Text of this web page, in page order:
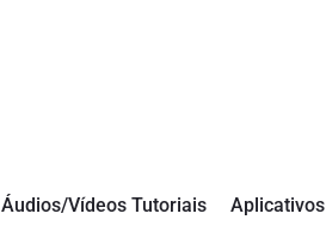
Áudios/Vídeos Tutoriais Aplicativos